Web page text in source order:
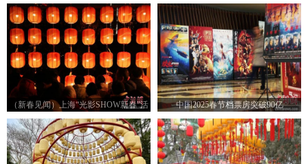
（新春见闻）上海“光影SHOW新春”活
动吸引市民游客
中国2025春节档票房突破90亿